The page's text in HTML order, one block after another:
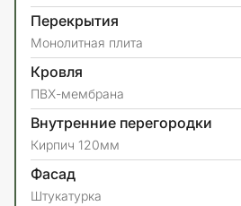
Перекрытия
Монолитная плита
Кровля
ПВХ-мембрана
Внутренние перегородки
Кирпич 120мм
Фасад
Штукатурка